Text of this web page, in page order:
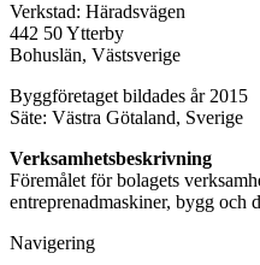
Verkstad: Häradsvägen
442 50 Ytterby
Bohuslän, Västsverige
Byggföretaget bildades år 2015
Säte: Västra Götaland, Sverige
Verksamhetsbeskrivning
Föremålet för bolagets
entreprenadmaskiner, bygg och
Navigering